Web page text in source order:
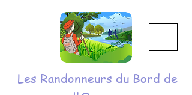
Les Randonneurs du Bord de